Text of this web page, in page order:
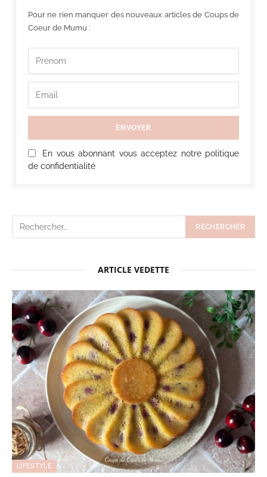
Pour ne rien manquer des nouveaux articles de Coups de
Coeur de Mumu :
En vous abonnant vous acceptez notre politique
de confidentialité
ARTICLE VEDETTE
LIFESTYLE